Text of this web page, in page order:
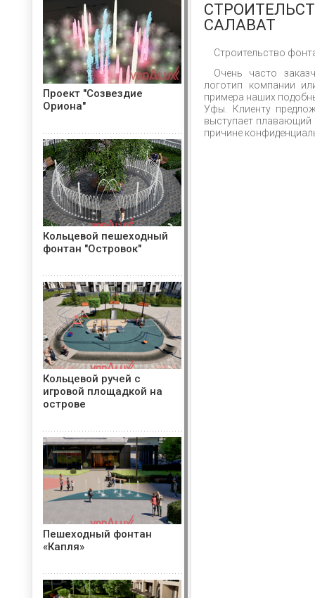
САЛАВАТ
Строительство
Очень часто
логотип компании
примера наших
Уфы. Клиенту
выступает плавающий
причине
Проект "Созвездие
Ориона"
Кольцевой пешеходный
фонтан "Островок"
Кольцевой ручей с
игровой площадкой на
острове
Пешеходный фонтан
«Капля»